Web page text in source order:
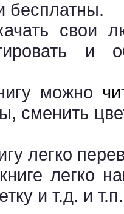
бесплатны.
свои
и
можно
сменить
легко
легко
и т.д. и